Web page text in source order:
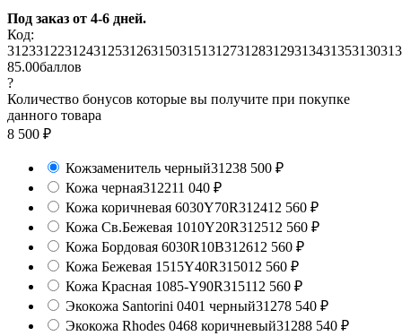
Под заказ от 4-6 дней.
Код:
3123312231243125312631503151312731283129313431353130
85.00баллов
?
Количество бонусов которые вы получите при покупке
данного товара
8 500 ₽
Кожзаменитель черный31238 500 ₽
Кожа черная312211 040 ₽
Кожа коричневая 6030Y70R312412 560 ₽
Кожа Св.Бежевая 1010Y20R312512 560 ₽
Кожа Бордовая 6030R10B312612 560 ₽
Кожа Бежевая 1515Y40R315012 560 ₽
Кожа Красная 1085-Y90R315112 560 ₽
Экокожа Santorini 0401 черный31278 540 ₽
Экокожа Rhodes 0468 коричневый31288 540 ₽